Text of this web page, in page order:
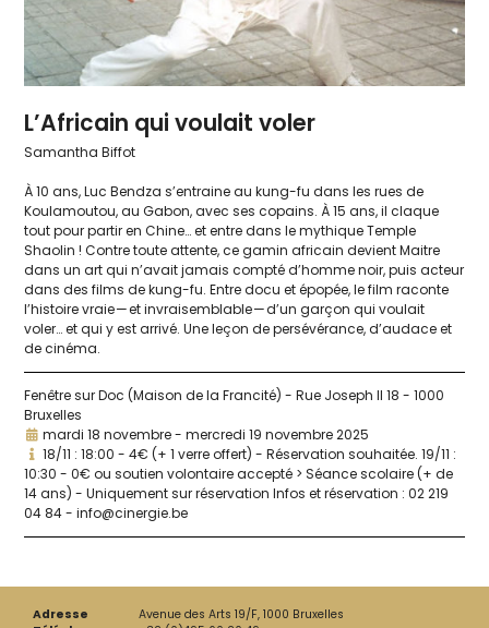
L’Africain qui voulait voler
Samantha Biffot
À 10 ans, Luc Bendza s’entraine au kung-fu dans les rues de
Koulamoutou, au Gabon, avec ses copains. À 15 ans, il claque
tout pour par­tir en Chine… et entre dans le mythique Temple
Shaolin ! Contre toute attente, ce gamin afri­cain devient Maitre
dans un art qui n’avait jamais comp­té d’homme noir, puis acteur
dans des films de kung-fu. Entre docu et épo­pée, le film raconte
l’histoire vraie — et invrai­sem­blable — d’un gar­çon qui vou­lait
voler… et qui y est arri­vé. Une leçon de per­sé­vé­rance, d’audace et
de cinéma.
Fenêtre sur Doc (Maison de la Francité) - Rue Joseph II 18 - 1000
Bruxelles
mardi 18 novembre - mercredi 19 novembre 2025
18/11 : 18:00 - 4€ (+ 1 verre offert) - Réservation souhaitée. 19/11 :
10:30 - 0€ ou soutien volontaire accepté > Séance scolaire (+ de
14 ans) - Uniquement sur réservation Infos et réservation : 02 219
04 84 - info@cinergie.be
Adresse
Avenue des Arts 19/F, 1000 Bruxelles